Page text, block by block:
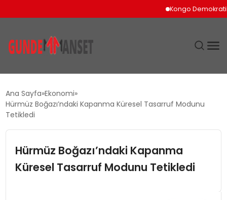
Kongo Demokratik
DÜNYA
SPOR
Ana Sayfa Ekonomi
Hürmüz Boğazı’ndaki Kapanma Küresel Tasarruf Modunu
Tetikledi
Hürmüz Boğazı’ndaki Kapanma
Küresel Tasarruf Modunu Tetikledi